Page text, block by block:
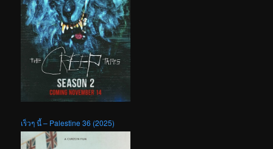
เร็วๆ นี้ – Palestine 36 (2025)